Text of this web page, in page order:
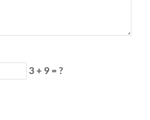
3 + 9 = ?